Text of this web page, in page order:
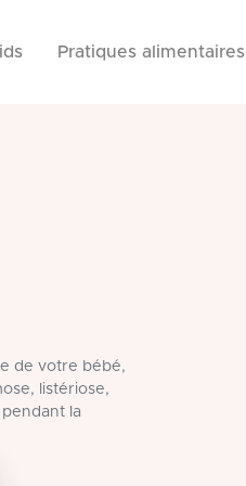
Pratiques alimentaires
de votre bébé,
listériose,
la